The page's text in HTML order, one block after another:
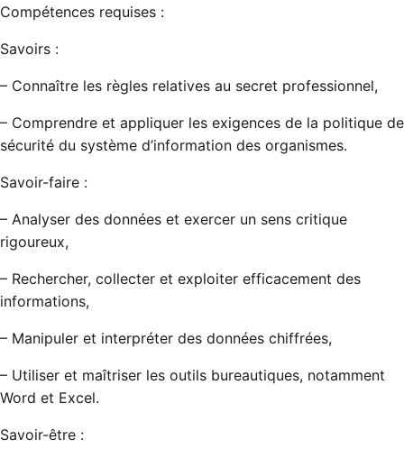
Compétences requises :
Savoirs :
– Connaître les règles relatives au secret professionnel,
– Comprendre et appliquer les exigences de la politique de
sécurité du système d’information des organismes.
Savoir-faire :
– Analyser des données et exercer un sens critique
rigoureux,
– Rechercher, collecter et exploiter efficacement des
informations,
– Manipuler et interpréter des données chiffrées,
– Utiliser et maîtriser les outils bureautiques, notamment
Word et Excel.
Savoir-être :